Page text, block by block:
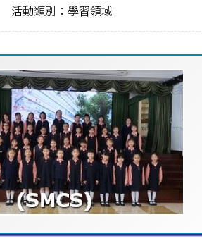
活動類別：學習領域